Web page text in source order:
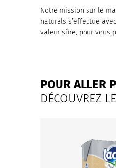
Notre mission sur le
naturels s’effectue
valeur sûre, pour vous
POUR ALLER
DÉCOUVREZ